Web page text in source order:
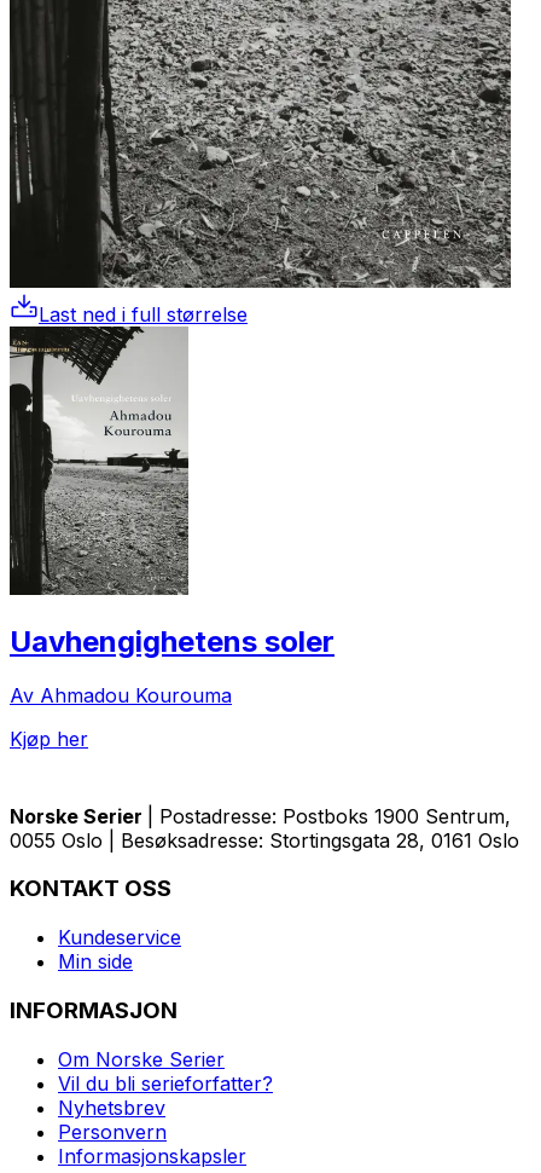
Last ned i full størrelse
Uavhengighetens soler
Av Ahmadou Kourouma
Kjøp her
Norske Serier
| Postadresse: Postboks 1900 Sentrum,
0055 Oslo | Besøksadresse: Stortingsgata 28, 0161 Oslo
KONTAKT OSS
Kundeservice
Min side
INFORMASJON
Om Norske Serier
Vil du bli serieforfatter?
Nyhetsbrev
Personvern
Informasjonskapsler